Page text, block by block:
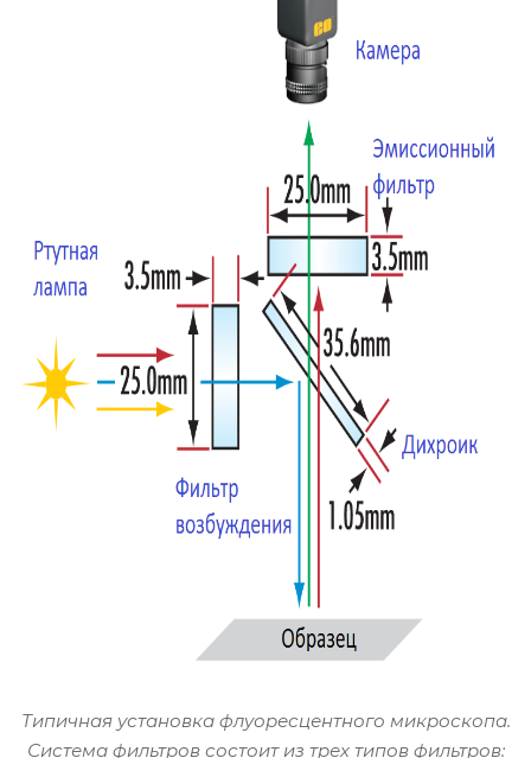
Типичная установка флуоресцентного микроскопа.
Система фильтров состоит из трех типов фильтров: